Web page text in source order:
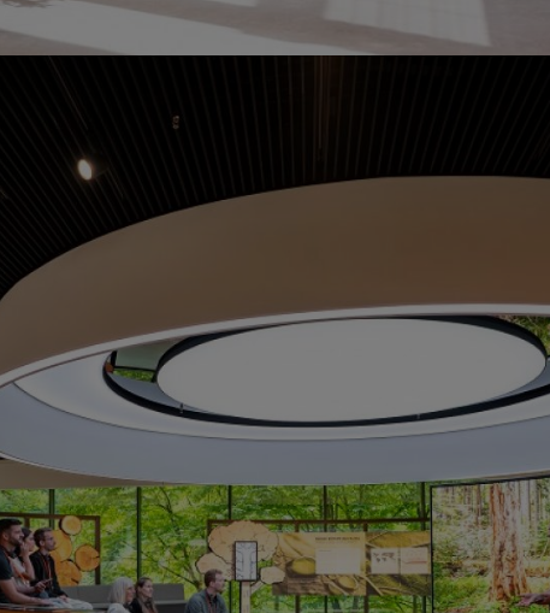
Waldtypen und teste deine Sinne an der Fühl- und Riechstation.